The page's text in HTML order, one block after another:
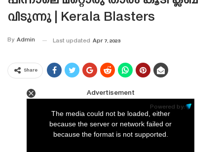
വിടുന്നു | Kerala Blasters
By Admin Last updated Apr 7, 2023
Share
Advertisement
Powered by:
The media could not be loaded, either
because the server or network failed or
because the format is not supported.